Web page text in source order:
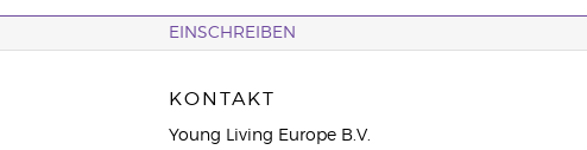
EINSCHREIBEN
KONTAKT
Young Living Europe B.V.